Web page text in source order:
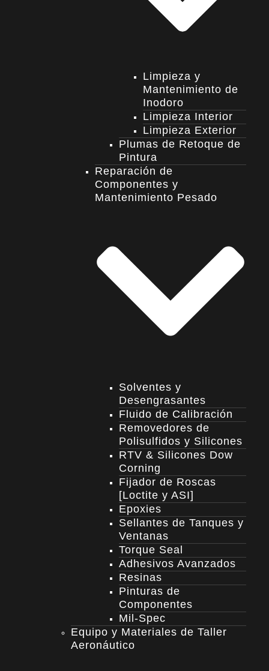
Limpieza y
Mantenimiento de
Inodoro
Limpieza Interior
Limpieza Exterior
Plumas de Retoque de
Pintura
Reparación de
Componentes y
Mantenimiento Pesado
Solventes y
Desengrasantes
Fluido de Calibración
Removedores de
Polisulfidos y Silicones
RTV & Silicones Dow
Corning
Fijador de Roscas
[Loctite y ASI]
Epoxies
Sellantes de Tanques y
Ventanas
Torque Seal
Adhesivos Avanzados
Resinas
Pinturas de
Componentes
Mil-Spec
Equipo y Materiales de Taller
Aeronáutico